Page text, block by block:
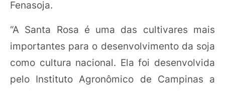
Fenasoja.
“A Santa Rosa é uma das cultivares mais
importantes para o desenvolvimento da soja
como cultura nacional. Ela foi desenvolvida
pelo Instituto Agronômico de Campinas a